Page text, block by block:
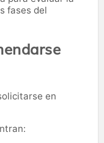
fases del
en